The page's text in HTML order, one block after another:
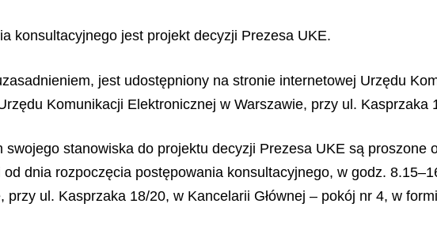
konsultacyjnego jest projekt decyzji Prezesa UKE.
jest udostępniony na stronie internetowej Urzędu
Komunikacji Elektronicznej w Warszawie, przy ul. Kasprzaka
stanowiska do projektu decyzji Prezesa UKE są proszone
dnia rozpoczęcia postępowania konsultacyjnego, w godz.
ul. Kasprzaka 18/20, w Kancelarii Głównej – pokój nr 4, w